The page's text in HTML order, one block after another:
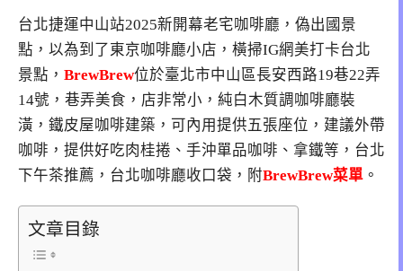
台北捷運中山站2025新開幕老宅咖啡廳，偽出國景
點，以為到了東京咖啡廳小店，橫掃IG網美打卡台北
景點， BrewBrew位於臺北市中山區長安西路19巷22弄
14號，巷弄美食，店非常小，純白木質調咖啡廳裝
潢，鐵皮屋咖啡建築，可內用提供五張座位，建議外帶
咖啡，提供好吃肉桂捲、手沖單品咖啡、拿鐵等，台北
下午茶推薦，台北咖啡廳收口袋，附BrewBrew菜單 。
文章目錄